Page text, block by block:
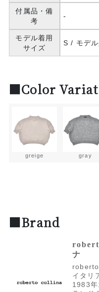
付属品・備
考
-
モデル着用
サイズ
S / モデ
■Color
greige gray
■Brand
ナ
roberto
イタリ
1983年